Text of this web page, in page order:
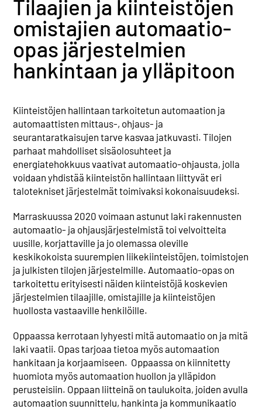
Yhteystiedot
Jäsenille
Tilaajien ja kiinteistöjen
omistajien automaatio-
opas järjestelmien
hankintaan ja ylläpitoon
Kiinteistöjen hallintaan tarkoitetun automaation ja
automaattisten mittaus-, ohjaus- ja
seurantaratkaisujen tarve kasvaa jatkuvasti. Tilojen
parhaat mahdolliset sisäolosuhteet ja
energiatehokkuus vaativat automaatio-ohjausta, jolla
voidaan yhdistää kiinteistön hallintaan liittyvät eri
talotekniset järjestelmät toimivaksi kokonaisuudeksi.
Marraskuussa 2020 voimaan astunut laki rakennusten
automaatio- ja ohjausjärjestelmistä toi velvoitteita
uusille, korjattaville ja jo olemassa oleville
keskikokoista suurempien liikekiinteistöjen, toimistojen
ja julkisten tilojen järjestelmille. Automaatio-opas on
tarkoitettu erityisesti näiden kiinteistöjä koskevien
järjestelmien tilaajille, omistajille ja kiinteistöjen
huollosta vastaaville henkilöille.
Oppaassa kerrotaan lyhyesti mitä automaatio on ja mitä
laki vaatii. Opas tarjoaa tietoa myös automaation
hankitaan ja korjaamiseen. Oppaassa on kiinnitetty
huomiota myös automaation huollon ja ylläpidon
perusteisiin. Oppaan liitteinä on taulukoita, joiden avulla
automaation suunnittelu, hankinta ja kommunikaatio